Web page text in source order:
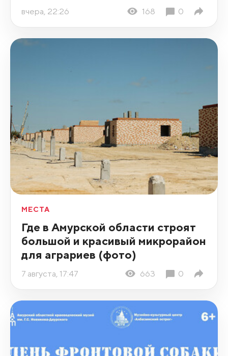
вчера, 22:26 168 0
МЕСТА
Где в Амурской области строят
большой и красивый микрорайон
для аграриев (фото)
7 августа, 17:47 663 0